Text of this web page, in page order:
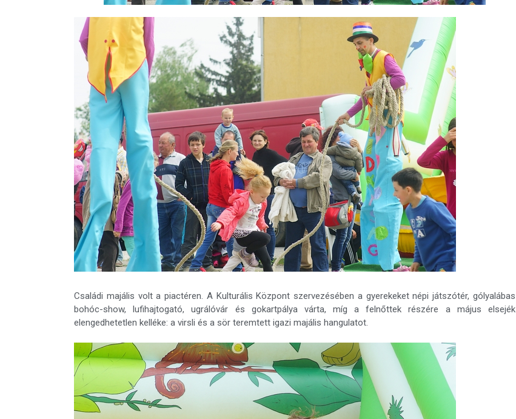
Családi majális volt a piactéren. A Kulturális Központ szervezésében a gyerekeket népi játszótér, gólyalábas
bohóc-show, lufihajtogató, ugrálóvár és gokartpálya várta, míg a felnőttek részére a május elsejék
elengedhetetlen kelléke: a virsli és a sör teremtett igazi majális hangulatot.